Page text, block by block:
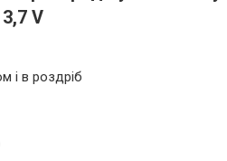
3,7 V
і в роздріб